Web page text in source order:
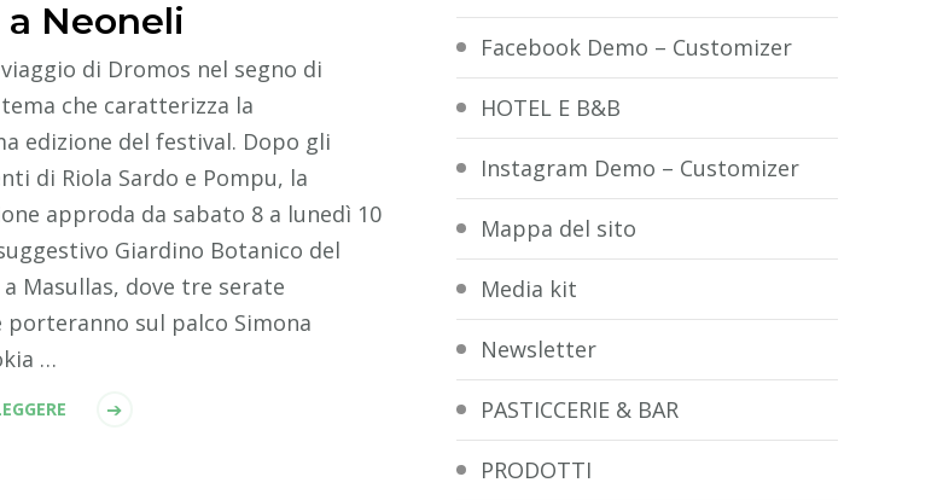
Neoneli
di Dromos nel segno di
tema che caratterizza la
edizione del festival. Dopo gli
di Riola Sardo e Pompu, la
approda da sabato 8 a lunedì 10
Giardino Botanico del
Masullas, dove tre serate
porteranno sul palco Simona
…
Facebook Demo – Customizer
HOTEL E B&B
Instagram Demo – Customizer
Mappa del sito
Media kit
Newsletter
PASTICCERIE & BAR
PRODOTTI